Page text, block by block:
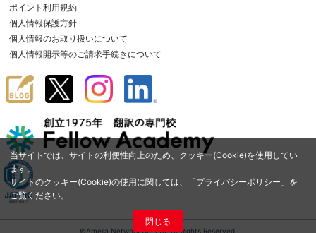
当サイトでは、サイトの利便性向上のため、クッキー(Cookie)を使用してい
ます。
サイトのクッキー(Cookie)の使用に関しては、「プライバシーポリシー 」を
ご覧ください。
閉じる
ポイント利用規約
個人情報保護方針
個人情報のお取り扱いについて
個人情報開示等のご請求手続きについて
©Amelia Network Co.,Ltd. All Rights Reserved.